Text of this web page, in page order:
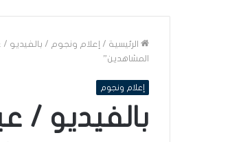
الرئيسية / إعلام ونجوم / بالفيديو
المشاهدين”
إعلام ونجوم
بالفيديو /